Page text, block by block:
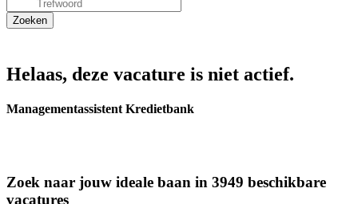
Helaas, deze vacature is niet actief.
Managementassistent Kredietbank
Zoek naar jouw ideale baan in 3949 beschikbare
vacatures